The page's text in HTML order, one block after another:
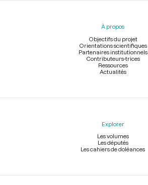
À propos
Objectifs du projet
Orientations scientifiques
Partenaires institutionnels
Contributeurs-trices
Ressources
Actualités
Explorer
Les volumes
Les députés
Les cahiers de doléances